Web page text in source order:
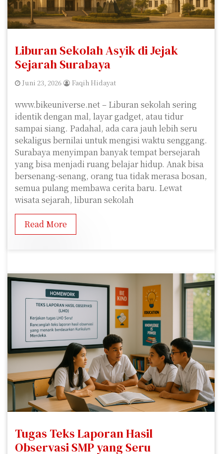
Liburan Sekolah Asyik di Jejak
Sejarah Surabaya
Juni 23, 2026 Faqih Hidayat
www.bikeuniverse.net – Liburan sekolah sering
identik dengan mal, layar gadget, atau tidur
sampai siang. Padahal, ada cara jauh lebih seru
sekaligus bernilai untuk mengisi waktu senggang.
Surabaya menyimpan banyak tempat bersejarah
yang bisa menjadi ruang belajar hidup. Anak bisa
bersenang-senang, orang tua tidak merasa bosan,
semua pulang membawa cerita baru. Lewat
wisata sejarah, liburan sekolah
Read More
Tugas Teks Laporan Hasil
Observasi SMP yang Seru